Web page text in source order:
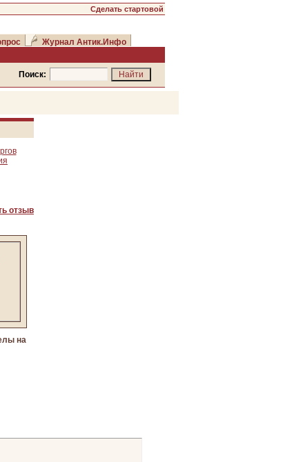
Сделать стартовой
Журнал Антик.Инфо
Поиск:
отзыв
на